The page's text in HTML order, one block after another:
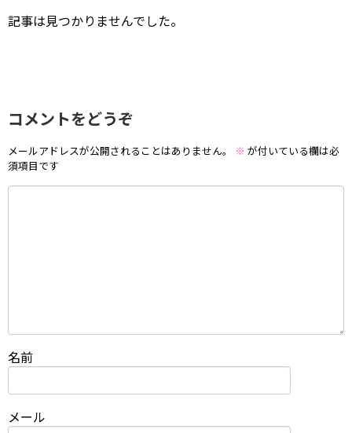
記事は見つかりませんでした。
コメントをどうぞ
メールアドレスが公開されることはありません。 ※ が付いている欄は必
須項目です
名前
メール